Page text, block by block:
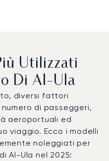
Utilizzati
Di Al-Ula
diversi fattori
di passeggeri,
aeroportuali ed
viaggio. Ecco i modelli
noleggiati per
Al-Ula nel 2025: